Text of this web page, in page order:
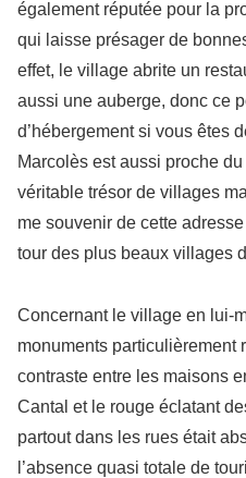
également réputée pour la
qui laisse présager de
effet, le village abrite un
aussi une auberge, donc ce
d’hébergement si vous êtes
Marcolès est aussi proche
véritable trésor de villages
me souvenir de cette
tour des plus beaux villages
Concernant le village en lui-
monuments particulièrement
contraste entre les maisons
Cantal et le rouge éclatant
partout dans les rues était
l’absence quasi totale de